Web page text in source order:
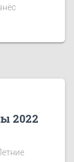
2022